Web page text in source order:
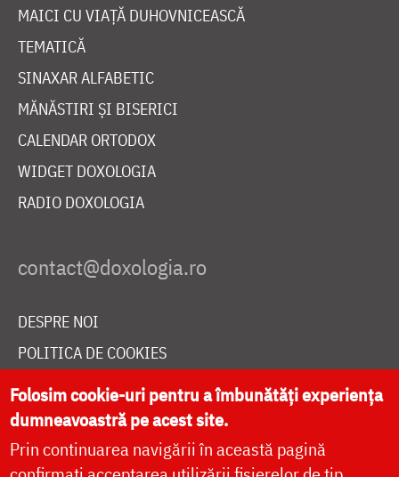
MAICI CU VIAȚĂ DUHOVNICEASCĂ
TEMATICĂ
SINAXAR ALFABETIC
MĂNĂSTIRI ȘI BISERICI
CALENDAR ORTODOX
WIDGET DOXOLOGIA
RADIO DOXOLOGIA
DESPRE NOI
POLITICA DE COOKIES
DONEAZĂ ONLINE PENTRU CATEDRALA NAȚIONALĂ
LIVE
Folosim cookie-uri pentru a îmbunătăți experiența
dumneavoastră pe acest site.
Prin continuarea navigării în această pagină